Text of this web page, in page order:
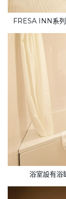
FRESA INN系
浴室設有浴